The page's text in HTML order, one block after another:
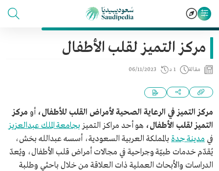
مركز التميز لقلب الأطفال
مقالة 1 د 06/11/2023
مركز التميز في الرعاية الصحية لأمراض القلب للأطفال، أو مركز
التميز لقلب الأطفال، هو أحد مراكز التميز بجامعة الملك عبدالعزيز
في مدينة جدة بالمملكة العربية السعودية، أسسه عبدالله بخش،
يُقدّم خدمات طبيّة وجراحية في مجالات أمراض قلب الأطفال، ويُعدّ
الدراسات والأبحاث العملية ذات العلاقة من خلال باحثي وطلبة